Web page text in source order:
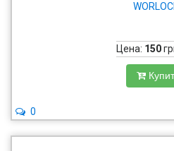
Цена: 150
0